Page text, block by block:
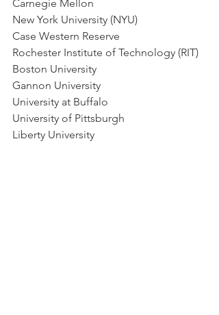
Carnegie Mellon
New York University (NYU)
Case Western Reserve
Rochester Institute of Technology (RIT)
Boston University
Gannon University
University at Buffalo
University of Pittsburgh
Liberty University